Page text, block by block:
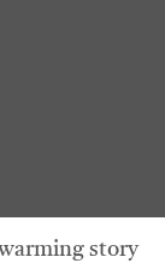
story